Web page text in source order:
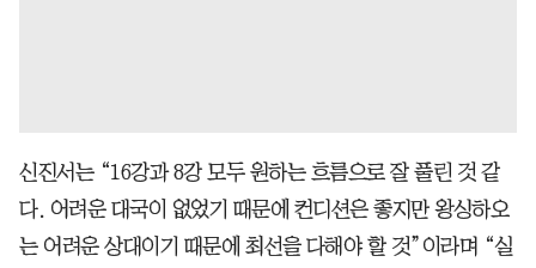
신진서는 “16강과 8강 모두 원하는 흐름으로 잘 풀린 것 같
다. 어려운 대국이 없었기 때문에 컨디션은 좋지만 왕싱하오
는 어려운 상대이기 때문에 최선을 다해야 할 것”이라며 “실